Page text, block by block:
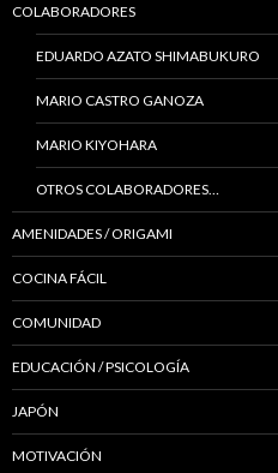
COLABORADORES
EDUARDO AZATO SHIMABUKURO
MARIO CASTRO GANOZA
MARIO KIYOHARA
OTROS COLABORADORES…
AMENIDADES / ORIGAMI
COCINA FÁCIL
COMUNIDAD
EDUCACIÓN / PSICOLOGÍA
JAPÓN
MOTIVACIÓN